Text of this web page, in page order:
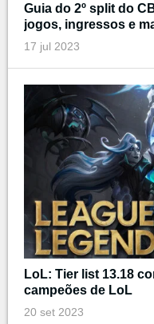
Guia do 2º split do
jogos, ingressos e
17 jul 2023
LoL: Tier list 13.18
campeões de LoL
20 set 2023